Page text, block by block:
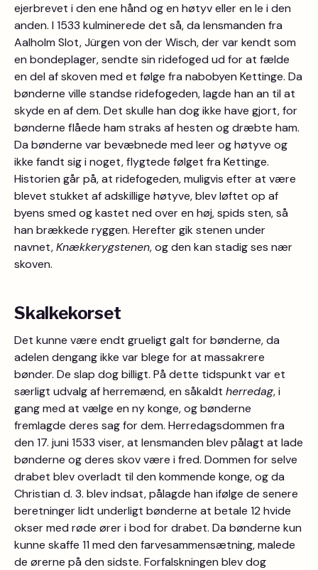
ejerbrevet i den ene hånd og en høtyv eller en le i den
anden. I 1533 kulminerede det så, da lensmanden fra
Aalholm Slot, Jürgen von der Wisch, der var kendt som
en bondeplager, sendte sin ridefoged ud for at fælde
en del af skoven med et følge fra nabobyen Kettinge. Da
bønderne ville standse ridefogeden, lagde han an til at
skyde en af dem. Det skulle han dog ikke have gjort, for
bønderne flåede ham straks af hesten og dræbte ham.
Da bønderne var bevæbnede med leer og høtyve og
ikke fandt sig i noget, flygtede følget fra Kettinge.
Historien går på, at ridefogeden, muligvis efter at være
blevet stukket af adskillige høtyve, blev løftet op af
byens smed og kastet ned over en høj, spids sten, så
han brækkede ryggen. Herefter gik stenen under
navnet,Knækkerygstenen, og den kan stadig ses nær
skoven.
Skalkekorset
Det kunne være endt grueligt galt for bønderne, da
adelen dengang ikke var blege for at massakrere
bønder. De slap dog billigt. På dette tidspunkt var et
særligt udvalg af herremænd, en såkaldt herredag, i
gang med at vælge en ny konge, og bønderne
fremlagde deres sag for dem. Herredagsdommen fra
den 17. juni 1533 viser, at lensmanden blev pålagt at lade
bønderne og deres skov være i fred. Dommen for selve
drabet blev overladt til den kommende konge, og da
Christian d. 3. blev indsat, pålagde han ifølge de senere
beretninger lidt underligt bønderne at betale 12 hvide
okser med røde ører i bod for drabet. Da bønderne kun
kunne skaffe 11 med den farvesammensætning, malede
de ørerne på den sidste. Forfalskningen blev dog